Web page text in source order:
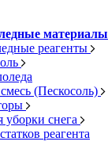
материалы
реагенты
(Пескосоль)
уборки снега
реагента